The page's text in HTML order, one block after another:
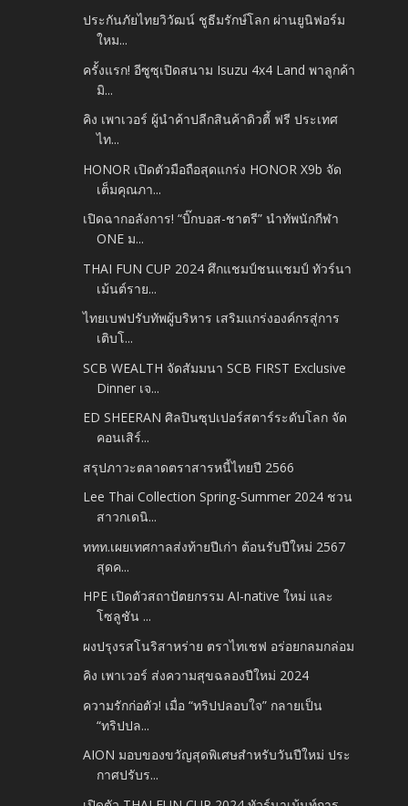
ประกันภัยไทยวิวัฒน์ ชูธีมรักษ์โลก ผ่านยูนิฟอร์ม
ใหม...
ครั้งแรก! อีซูซุเปิดสนาม Isuzu 4x4 Land พาลูกค้า
มิ...
คิง เพาเวอร์ ผู้นำค้าปลีกสินค้าดิวตี้ ฟรี ประเทศ
ไท...
HONOR เปิดตัวมือถือสุดแกร่ง HONOR X9b จัด
เต็มคุณภา...
เปิดฉากอลังการ! “บิ๊กบอส-ชาตรี” นำทัพนักกีฬา
ONE ม...
THAI FUN CUP 2024 ศึกแชมป์ชนแชมป์ ทัวร์นา
เม้นต์ราย...
ไทยเบฟปรับทัพผู้บริหาร เสริมแกร่งองค์กรสู่การ
เติบโ...
SCB WEALTH จัดสัมมนา SCB FIRST Exclusive
Dinner เจ...
ED SHEERAN ศิลปินซุปเปอร์สตาร์ระดับโลก จัด
คอนเสิร์...
สรุปภาวะตลาดตราสารหนี้ไทยปี 2566
Lee Thai Collection Spring-Summer 2024 ชวน
สาวกเดนิ...
ททท.เผยเทศกาลส่งท้ายปีเก่า ต้อนรับปีใหม่ 2567
สุดค...
HPE เปิดตัวสถาปัตยกรรม AI-native ใหม่ และ
โซลูชัน ...
ผงปรุงรสโนริสาหร่าย ตราไทเชฟ อร่อยกลมกล่อม
คิง เพาเวอร์ ส่งความสุขฉลองปีใหม่ 2024
ความรักก่อตัว! เมื่อ “ทริปปลอบใจ” กลายเป็น
“ทริปปล...
AION มอบของขวัญสุดพิเศษสำหรับวันปีใหม่ ประ
กาศปรับร...